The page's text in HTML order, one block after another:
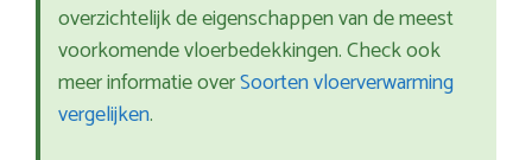
overzichtelijk de eigenschappen van de meest
voorkomende vloerbedekkingen. Check ook
meer informatie overSoorten vloerverwarming
vergelijken.